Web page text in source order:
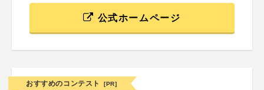
公式ホームページ
おすすめのコンテスト [PR]